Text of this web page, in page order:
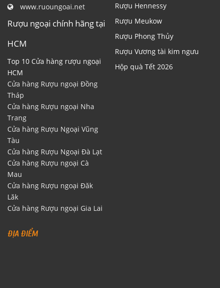
www.ruoungoai.net
Rượu ngoại chính hãng tại
HCM
Top 10 Cửa hàng rượu ngoại
HCM
Cửa hàng Rượu ngoại Đồng
Tháp
Cửa hàng Rượu ngoại Nha
Trang
Cửa hàng Rượu Ngoại Vũng
Tàu
Cửa hàng Rượu Ngoại Đà Lạt
Cửa hàng Rượu ngoại Cà
Mau
Cửa hàng Rượu ngoại Đăk
Lăk
Cửa hàng Rượu ngoại Gia Lai
Rượu Hennessy
Rượu Meukow
Rượu Phong Thủy
Rượu Vương tài kim ngưu
Hộp quà Tết 2026
ĐỊA ĐIỂM